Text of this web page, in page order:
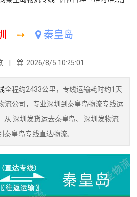
➙ 秦皇岛
| 2026/8/5 10:25:01
全程约2433公里，专线运输耗时约1天
流公司，专业深圳到秦皇岛物流专线运
从 深圳发货运去秦皇岛、 深圳发物流
秦皇岛专线直达物流。